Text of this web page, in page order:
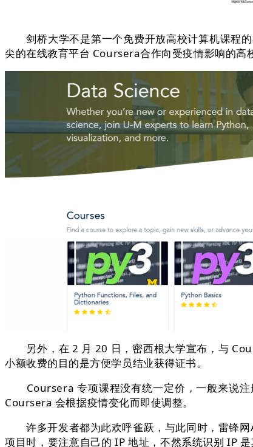
剑桥大学不是第一个免费开放高校计算机课程的
尖的在线教育平台 Coursera合作向受疫情影响的高
另外，在 2 月 20 日，密西根大学宣布，与
小额收费的目的是方便学员结业获得证书。
Coursera 专项课程没有统一定价，一般来说注
Coursera 会根据疫情变化而即使调整。
许多开发者都为此欢呼雀跃，与此同时，雷锋网
项目时，要注意自己的 IP 地址，不然系统识别 IP